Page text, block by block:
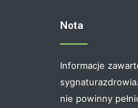
Nota
Informacje
nie powinny